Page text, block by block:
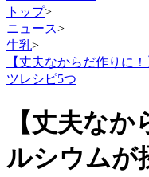
トップ>
ニュース>
牛乳>
【丈夫なからだ作りに
ツレシピ5つ
【丈夫な
ルシウムが